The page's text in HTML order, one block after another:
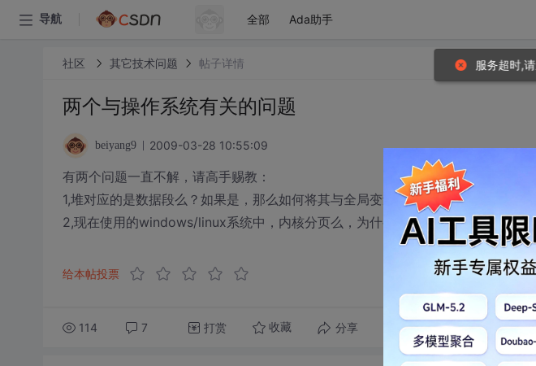
导航 全部 Ada助手
社区 其它技术问题 帖子详情
两个与操作系统有关的问题
beiyang9 2009-03-28 10:55:09
有两个问题一直不解，请高手赐教：
1,堆对应的是数据段么？如果是，那么如何将其与全局变量区别开来
2,现在使用的windows/linux系统中，内核分页么，为什么，谢谢！
给本帖投票
114 7 打赏 收藏 分享 转发到动态 举报
服务超时,